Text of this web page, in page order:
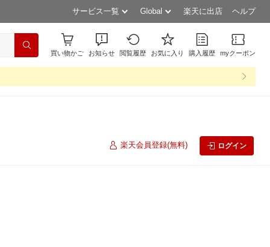
サービス一覧 Global 楽天に出店 ヘルプ
買い物かご お知らせ 閲覧履歴 お気に入り 購入履歴 myクーポン
楽天会員登録(無料) ログイン